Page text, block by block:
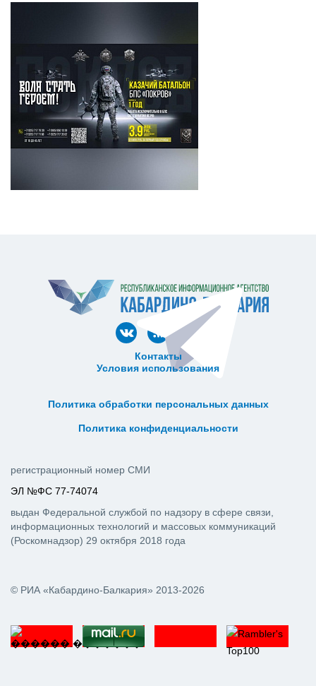
Контакты
Условия использования
Политика обработки персональных данных
Политика конфиденциальности
© РИА «Кабардино-Балкария» 2013-2026
регистрационный номер СМИ
ЭЛ №ФС 77-74074
выдан Федеральной службой по надзору в сфере связи,
информационных технологий и массовых коммуникаций
(Роскомнадзор) 29 октября 2018 года